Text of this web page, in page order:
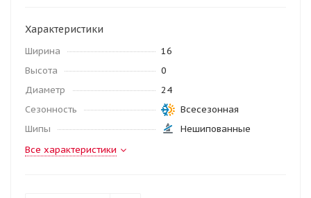
Характеристики
Ширина
16
Высота
0
Диаметр
24
Сезонность
Всесезонная
Шипы
Нешипованные
Все характеристики